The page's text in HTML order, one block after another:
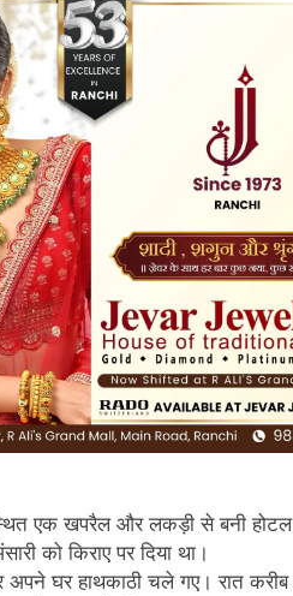
एक खपरैल और लकड़ी से बनी होटल
को किराए पर दिया था।
घर हाथकाठी चले गए। रात